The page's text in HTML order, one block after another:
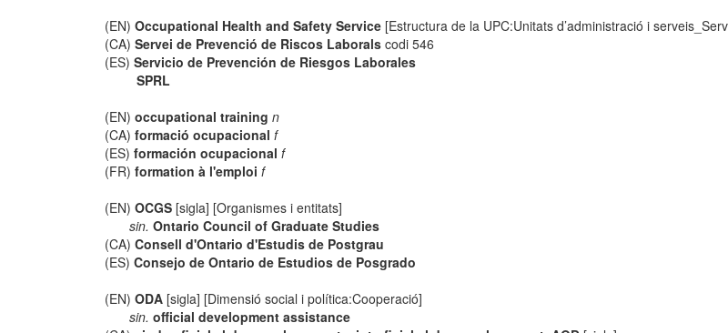
(EN)Occupational Health and Safety Service [Estructura de la UPC:Unitats d’administració i
(CA)Servei de Prevenció de Riscos Laborals codi 546
(ES)Servicio de Prevención de Riesgos Laborales
SPRL
(EN)occupational training n
(CA)formació ocupacional f
(ES)formación ocupacional f
(FR)formation à l'emploi f
(EN)OCGS [sigla] [Organismes i entitats]
sin. Ontario Council of Graduate Studies
(CA)Consell d'Ontario d'Estudis de Postgrau
(ES)Consejo de Ontario de Estudios de Posgrado
(EN)ODA [sigla] [Dimensió social i política:Cooperació]
sin. official development assistance